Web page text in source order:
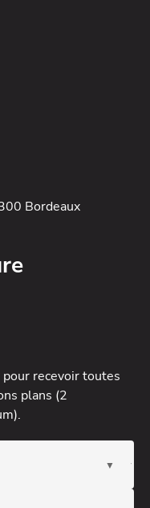
Bordeaux
pour recevoir toutes
plans (2